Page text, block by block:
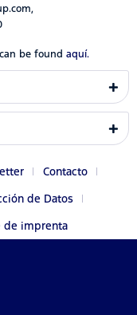
be found aquí.
Contacto
de Datos
de imprenta